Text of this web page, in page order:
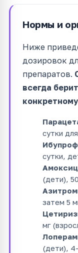
Нормы и
Ниже
дозировок
препаратов.
всегда
сутки
сутки,
(дети),
затем 5
мг
(дети),